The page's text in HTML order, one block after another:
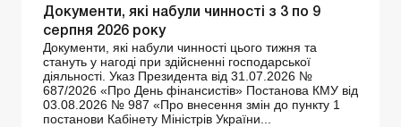
Документи, які набули чинності з 3 по 9
серпня 2026 року
Документи, які набули чинності цього тижня та
стануть у нагоді при здійсненні господарської
діяльності. Указ Президента від 31.07.2026 №
687/2026 «Про День фінансистів» Постанова КМУ від
03.08.2026 № 987 «Про внесення змін до пункту 1
постанови Кабінету Міністрів України...